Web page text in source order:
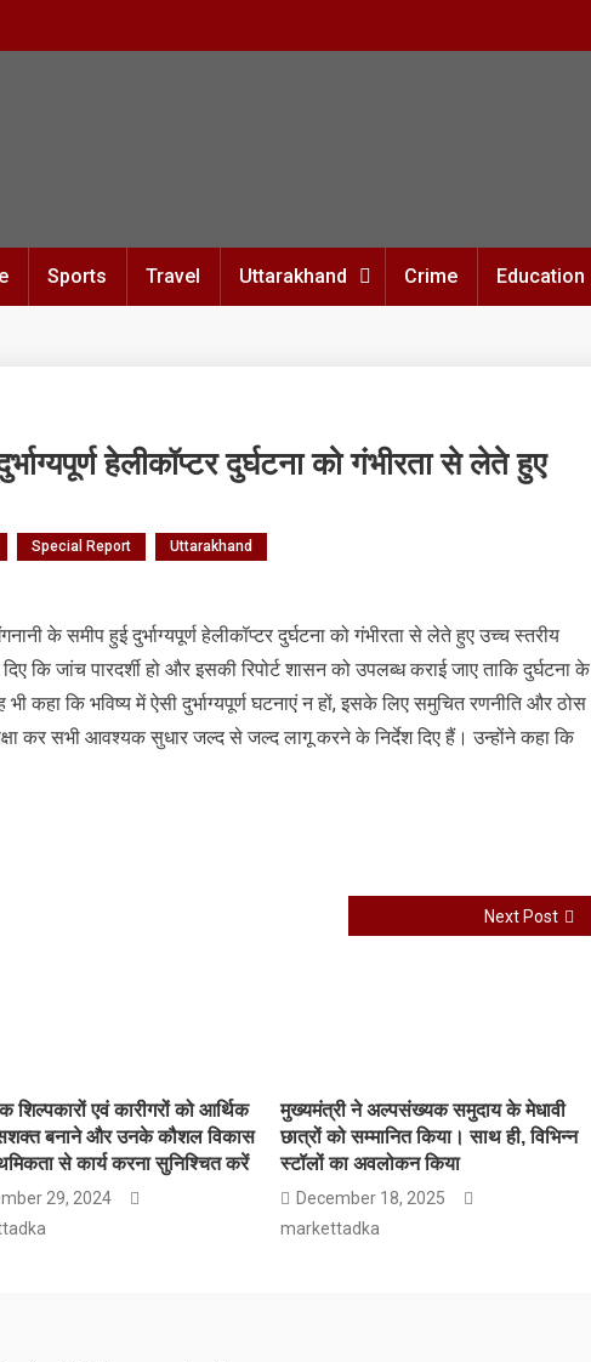
Sports Travel Uttarakhand Crime Education
हेलीकॉप्टर दुर्घटना को गंभीरता से लेते हुए
Special Report Uttarakhand
के समीप हुई दुर्भाग्यपूर्ण हेलीकॉप्टर दुर्घटना को गंभीरता से लेते हुए उच्च स्तरीय
कि जांच पारदर्शी हो और इसकी रिपोर्ट शासन को उपलब्ध कराई जाए ताकि दुर्घटना के
कि भविष्य में ऐसी दुर्भाग्यपूर्ण घटनाएं न हों, इसके लिए समुचित रणनीति और ठोस
कर सभी आवश्यक सुधार जल्द से जल्द लागू करने के निर्देश दिए हैं। उन्होंने कहा कि
Next Post
शिल्पकारों एवं कारीगरों को आर्थिक
बनाने और उनके कौशल विकास
से कार्य करना सुनिश्चित करें
29, 2024
मुख्यमंत्री ने अल्पसंख्यक समुदाय के मेधावी
छात्रों को सम्मानित किया। साथ ही, विभिन्न
स्टॉलों का अवलोकन किया
December 18, 2025
markettadka